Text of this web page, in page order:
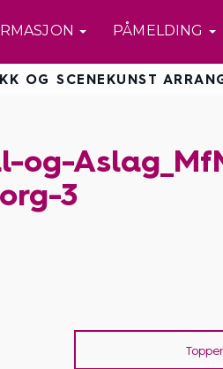
PÅMELDING
OG SCENEKUNST
og-
3